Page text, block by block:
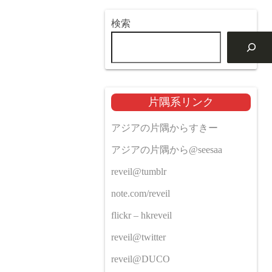
検索
片隅系リンク
アジアの片隅からすきー
アジアの片隅から@seesaa
reveil@tumblr
note.com/reveil
flickr – hkreveil
reveil@twitter
reveil@DUCO